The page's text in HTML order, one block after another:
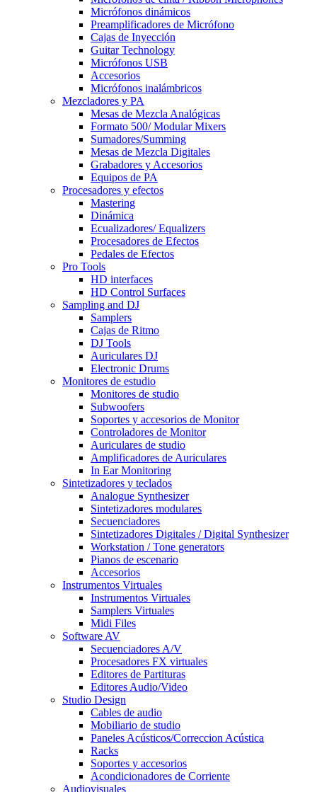
Micrófonos dinámicos
Preamplificadores de Micrófono
Cajas de Inyección
Guitar Technology
Micrófonos USB
Accesorios
Micrófonos inalámbricos
Mezcladores y PA
Mesas de Mezcla Analógicas
Formato 500/ Modular Mixers
Sumadores/Summing
Mesas de Mezcla Digitales
Grabadores y Accesorios
Equipos de PA
Procesadores y efectos
Mastering
Dinámica
Ecualizadores/ Equalizers
Procesadores de Efectos
Pedales de Efectos
Pro Tools
HD interfaces
HD Control Surfaces
Sampling and DJ
Samplers
Cajas de Ritmo
DJ Tools
Auriculares DJ
Electronic Drums
Monitores de estudio
Monitores de studio
Subwoofers
Soportes y accesorios de Monitor
Controladores de Monitor
Auriculares de studio
Amplificadores de Auriculares
In Ear Monitoring
Sintetizadores y teclados
Analogue Synthesizer
Sintetizadores modulares
Secuenciadores
Sintetizadores Digitales / Digital Synthesizer
Workstation / Tone generators
Pianos de escenario
Accesorios
Instrumentos Virtuales
Instrumentos Virtuales
Samplers Virtuales
Midi Files
Software AV
Secuenciadores A/V
Procesadores FX virtuales
Editores de Partituras
Editores Audio/Video
Studio Design
Cables de audio
Mobiliario de studio
Paneles Acústicos/Correccion Acústica
Racks
Soportes y accesorios
Acondicionadores de Corriente
Audiovisuales